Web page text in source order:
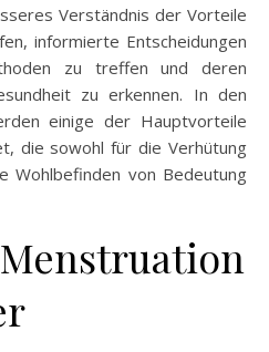
Verständnis der Vorteile
informierte Entscheidungen
zu treffen und deren
zu erkennen. In den
einige der Hauptvorteile
die sowohl für die Verhütung
Wohlbefinden von Bedeutung